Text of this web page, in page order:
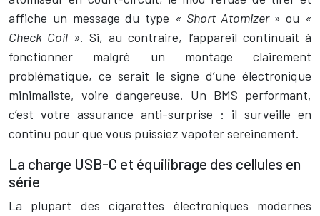
affiche un message du type « Short Atomizer » ou «
Check Coil ». Si, au contraire, l’appareil continuait à
fonctionner malgré un montage clairement
problématique, ce serait le signe d’une électronique
minimaliste, voire dangereuse. Un BMS performant,
c’est votre assurance anti-surprise : il surveille en
continu pour que vous puissiez vapoter sereinement.
La charge USB-C et équilibrage des cellules en
série
La plupart des cigarettes électroniques modernes